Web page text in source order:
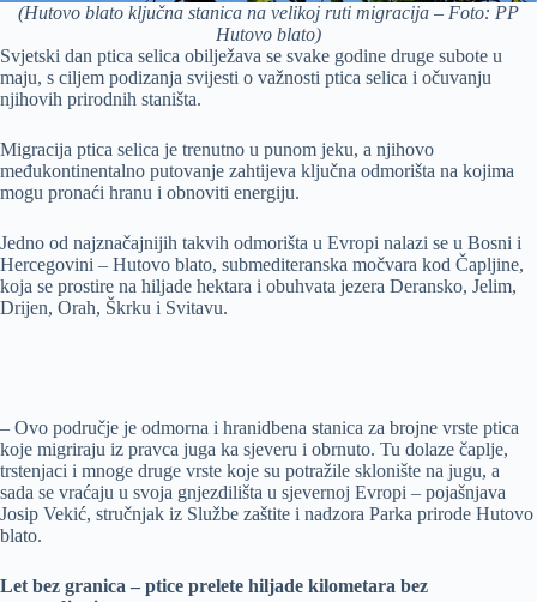
(Hutovo blato ključna stanica na velikoj ruti migracija – Foto: PP
Hutovo blato)
Svjetski dan ptica selica obilježava se svake godine druge subote u
maju, s ciljem podizanja svijesti o važnosti ptica selica i očuvanju
njihovih prirodnih staništa.
Migracija ptica selica je trenutno u punom jeku, a njihovo
međukontinentalno putovanje zahtijeva ključna odmorišta na kojima
mogu pronaći hranu i obnoviti energiju.
Jedno od najznačajnijih takvih odmorišta u Evropi nalazi se u Bosni i
Hercegovini – Hutovo blato, submediteranska močvara kod Čapljine,
koja se prostire na hiljade hektara i obuhvata jezera Deransko, Jelim,
Drijen, Orah, Škrku i Svitavu.
– Ovo područje je odmorna i hranidbena stanica za brojne vrste ptica
koje migriraju iz pravca juga ka sjeveru i obrnuto. Tu dolaze čaplje,
trstenjaci i mnoge druge vrste koje su potražile sklonište na jugu, a
sada se vraćaju u svoja gnjezdilišta u sjevernoj Evropi – pojašnjava
Josip Vekić, stručnjak iz Službe zaštite i nadzora Parka prirode Hutovo
blato.
Let bez granica – ptice prelete hiljade kilometara bez